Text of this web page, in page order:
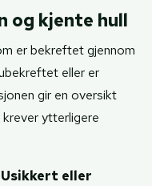
og kjente hull
er bekreftet gjennom
eller er
gir en oversikt
ytterligere
Usikkert eller